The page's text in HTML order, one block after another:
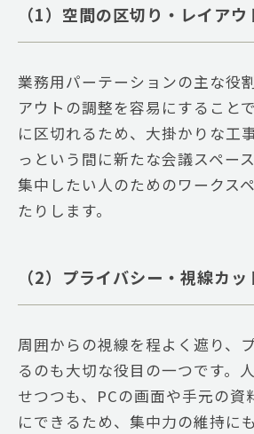
（1）空間の区切り・レイアウ
業務用パーテーションの主な役
アウトの調整を容易にすること
に区切れるため、大掛かりな工
っという間に新たな会議スペー
集中したい人のためのワークス
たりします。
（2）プライバシー・視線カッ
周囲からの視線を程よく遮り、
るのも大切な役目の一つです。
せつつも、PCの画面や手元の資
にできるため、集中力の維持に